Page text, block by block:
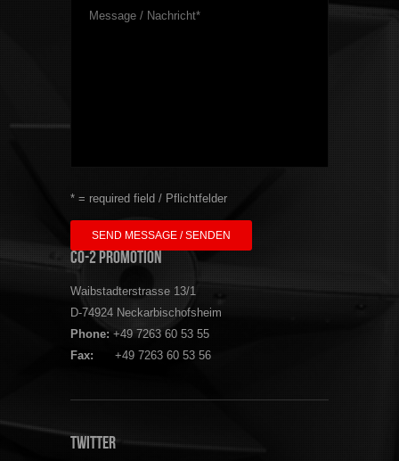
* = required field / Pflichtfelder
CO-2 Promotion
Waibstadterstrasse 13/1
D-74924 Neckarbischofsheim
Phone: +49 7263 60 53 55
Fax: +49 7263 60 53 56
Twitter